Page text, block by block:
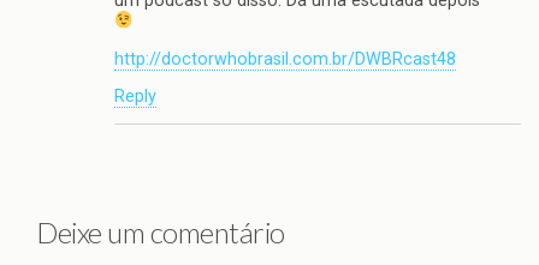
http://doctorwhobrasil.com.br/DWBRcast48
Reply
Deixe um comentário